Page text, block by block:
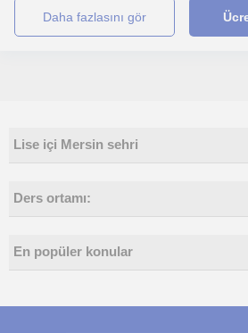
daha fazlasını gör
Lise içi Mersin sehri
Ders ortamı:
En popüler konular